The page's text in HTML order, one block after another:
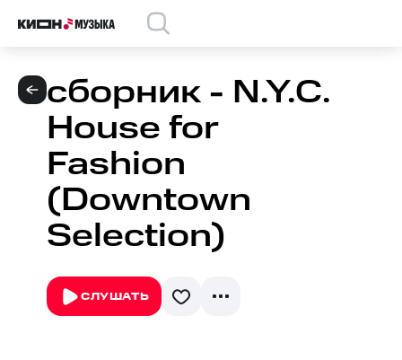
сборник - N.Y.C.
House for
Fashion
(Downtown
Selection)
СЛУШАТЬ